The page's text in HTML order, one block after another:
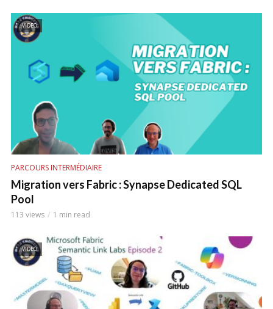
VIDEO
PARCOURS INTERMÉDIAIRE
Migration vers Fabric : Synapse Dedicated SQL
Pool
113 views 1 min read
VIDEO